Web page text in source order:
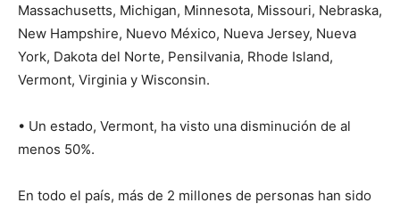
Massachusetts, Michigan, Minnesota, Missouri, Nebraska,
New Hampshire, Nuevo México, Nueva Jersey, Nueva
York, Dakota del Norte, Pensilvania, Rhode Island,
Vermont, Virginia y Wisconsin.
• Un estado, Vermont, ha visto una disminución de al
menos 50%.
En todo el país, más de 2 millones de personas han sido